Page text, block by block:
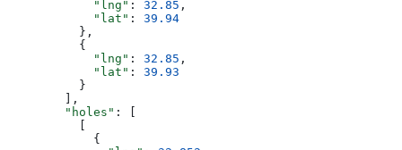
            "lng"
: 32.85 ,
            "lat"
: 39.94
          },
          {
            "lng"
: 32.85 ,
            "lat"
: 39.93
          }
        ],
        "holes"
: [
            {